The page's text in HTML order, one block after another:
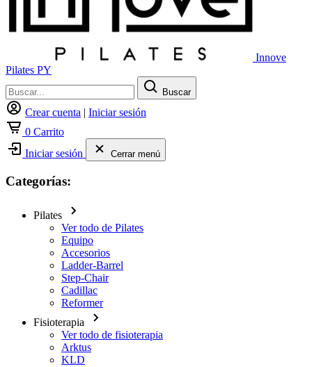
Innove
Pilates PY
Buscar
Crear cuenta | Iniciar sesión
0 Carrito
Iniciar sesión
Cerrar menú
Categorías:
Pilates
Ver todo de Pilates
Equipo
Accesorios
Ladder-Barrel
Step-Chair
Cadillac
Reformer
Fisioterapia
Ver todo de fisioterapia
Arktus
KLD